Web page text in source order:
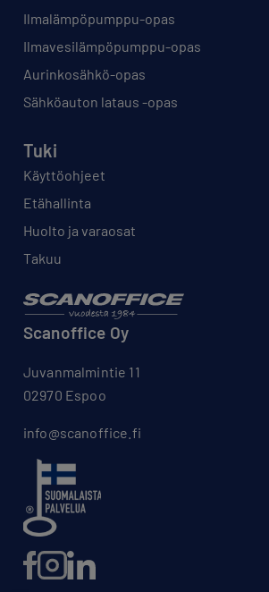
Ilmalämpöpumppu-opas
Ilmavesilämpöpumppu-opas
Aurinkosähkö-opas
Sähköauton lataus -opas
Tuki
Käyttöohjeet
Etähallinta
Huolto ja varaosat
Takuu
Scanoffice Oy
Juvanmalmintie 11
02970 Espoo
info@scanoffice.fi